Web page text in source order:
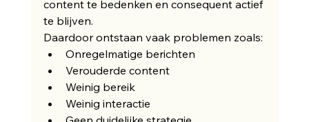
content te bedenken en consequent actief
te blijven.
Daardoor ontstaan vaak problemen zoals:
Onregelmatige berichten
Verouderde content
Weinig bereik
Weinig interactie